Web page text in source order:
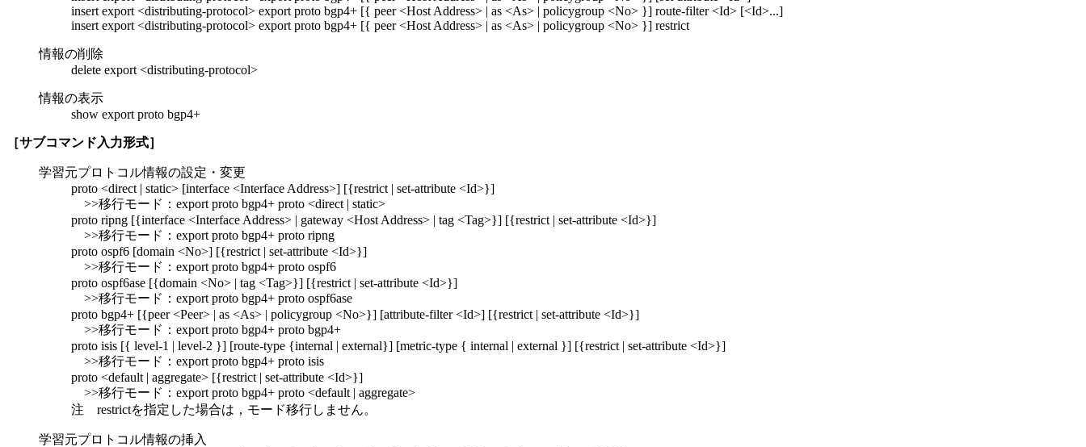
insert export <distributing-protocol> export proto bgp4+ [{ peer <Host Address> | as <As> | policygroup <No> }] route-filter <Id> [<Id>...]
insert export <distributing-protocol> export proto bgp4+ [{ peer <Host Address> | as <As> | policygroup <No> }] restrict
情報の削除
delete export <distributing-protocol>
情報の表示
show export proto bgp4+
［サブコマンド入力形式］
学習元プロトコル情報の設定・変更
proto <direct | static> [interface <Interface Address>] [{restrict | set-attribute <Id>}]
>>移行モード：export proto bgp4+ proto <direct | static>
proto ripng [{interface <Interface Address> | gateway <Host Address> | tag <Tag>}] [{restrict | set-attribute <Id>}]
>>移行モード：export proto bgp4+ proto ripng
proto ospf6 [domain <No>] [{restrict | set-attribute <Id>}]
>>移行モード：export proto bgp4+ proto ospf6
proto ospf6ase [{domain <No> | tag <Tag>}] [{restrict | set-attribute <Id>}]
>>移行モード：export proto bgp4+ proto ospf6ase
proto bgp4+ [{peer <Peer> | as <As> | policygroup <No>}] [attribute-filter <Id>] [{restrict | set-attribute <Id>}]
>>移行モード：export proto bgp4+ proto bgp4+
proto isis [{ level-1 | level-2 }] [route-type {internal | external}] [metric-type { internal | external }] [{restrict | set-attribute <Id>}]
>>移行モード：export proto bgp4+ proto isis
proto <default | aggregate> [{restrict | set-attribute <Id>}]
>>移行モード：export proto bgp4+ proto <default | aggregate>
注 restrictを指定した場合は，モード移行しません。
学習元プロトコル情報の挿入